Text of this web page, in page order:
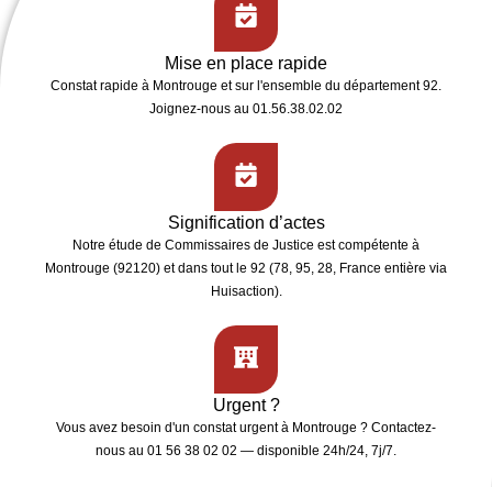
Mise en place rapide
Constat rapide à Montrouge et sur l'ensemble du département 92.
Joignez-nous au 01.56.38.02.02
Signification d’actes
Notre étude de Commissaires de Justice est compétente à
Montrouge (92120) et dans tout le 92 (78, 95, 28, France entière via
Huisaction).
Urgent ?
Vous avez besoin d'un constat urgentà Montrouge ? Contactez-
nous au 01 56 38 02 02 — disponible 24h/24, 7j/7.